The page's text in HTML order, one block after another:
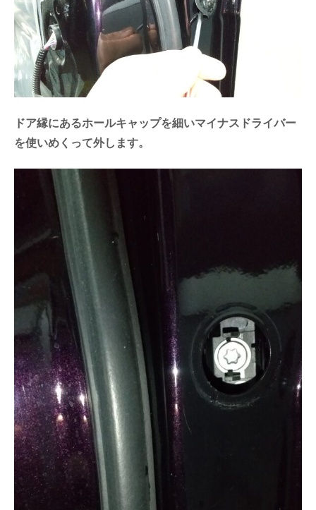
ドア縁にあるホールキャップを細いマイナスドライバー
を使いめくって外します。